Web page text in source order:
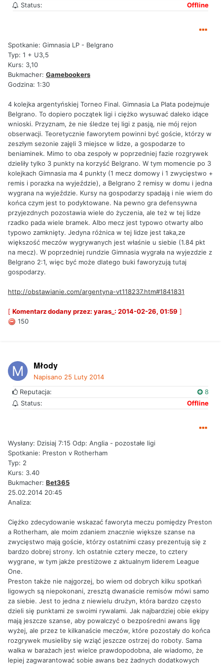
Status:
Offline
Spotkanie: Gimnasia LP - Belgrano
Typ: 1 + U3,5
Kurs: 3,10
Bukmacher: Gamebookers
Godzina: 1:30
4 kolejka argentyńskiej Torneo Final. Gimnasia La Plata podejmuje
Belgrano. To dopiero początek ligi i ciężko wysuwać daleko idące
wnioski. Przyznam, że nie śledze tej ligi z pasją, nie mój rejon
obserwacji. Teoretycznie faworytem powinni być goście, którzy w
zeszłym sezonie zajęli 3 miejsce w lidze, a gospodarze to
beniaminek. Mimo to oba zespoły w poprzedniej fazie rozgrywek
dzieliły tylko 3 punkty na korzyść Belgrano. W tym momencie po 3
kolejkach Gimnasia ma 4 punkty (1 mecz domowy i 1 zwycięstwo +
remis i porazka na wyjeździe), a Belgrano 2 remisy w domu i jedna
wygrana na wyjeździe. Kursy na gospodarzy spadają i nie wiem do
końca czym jest to podyktowane. Na pewno gra defensywna
przyjezdnych pozostawia wiele do życzenia, ale też w tej lidze
rzadko pada wiele bramek. Albo mecz jest typowo otwarty albo
typowo zamknięty. Jedyna różnica w tej lidze jest taka,ze
większość meczów wygrywanych jest właśnie u siebie (1.84 pkt
na mecz). W poprzedniej rundzie Gimnasia wygrała na wyjezdzie z
Belgrano 2:1, więc być może dlatego buki faworyzują tutaj
gospodarzy.
http://obstawianie.com/argentyna-vt118237.htm#1841831
[ Komentarz dodany przez: yaras_: 2014-02-26, 01:59 ]
150
Młody
Napisano 25 Luty 2014
Reputacja:
8
Status:
Offline
Wysłany: Dzisiaj 7:15 Odp: Anglia - pozostałe ligi
Spotkanie: Preston v Rotherham
Typ: 2
Kurs: 3.40
Bukmacher: Bet365
25.02.2014 20:45
Analiza:
Ciężko zdecydowanie wskazać faworyta meczu pomiędzy Preston
a Rotherham, ale moim zdaniem znacznie większe szanse na
zwycięstwo mają goście, którzy ostatnimi czasy prezentują się z
bardzo dobrej strony. Ich ostatnie cztery mecze, to cztery
wygrane, w tym jakże prestiżowe z aktualnym liderem League
One.
Preston także nie najgorzej, bo wiem od dobrych kilku spotkań
ligowych są niepokonani, zresztą dwanaście remisów mówi samo
za siebie. Jest to jedna z niewielu drużyn, która bardzo często
dzieli się punktami ze swoimi rywalami. Jak najbardziej obie ekipy
mają jeszcze szanse, aby powalczyć o bezpośredni awans ligę
wyżej, ale przez te kilkanaście meczów, które pozostały do końca
rozgrywek musieliby się wziąć jeszcze ostrzej do roboty. Sama
walka w barażach jest wielce prawdopodobna, ale wiadomo, że
lepiej zagwarantować sobie awans bez żadnych dodatkowych